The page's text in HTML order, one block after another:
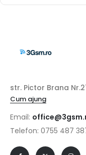
str. Pictor Brana
Cum ajung
Email:
Telefon: 0755 487